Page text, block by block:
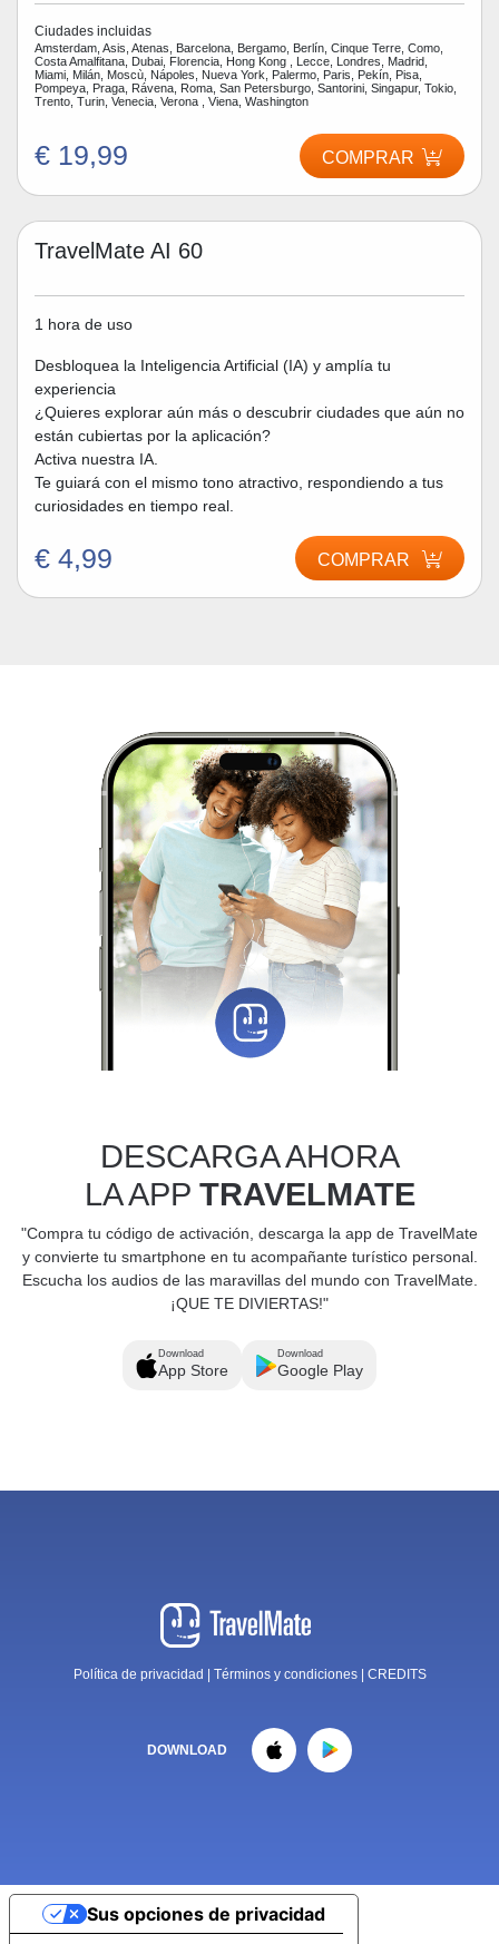
Ciudades incluidas
Amsterdam, Asis, Atenas, Barcelona, Bergamo, Berlín, Cinque Terre, Como,
Costa Amalfitana, Dubai, Florencia, Hong Kong , Lecce, Londres, Madrid,
Miami, Milán, Moscù, Nápoles, Nueva York, Palermo, Paris, Pekín, Pisa,
Pompeya, Praga, Rávena, Roma, San Petersburgo, Santorini, Singapur, Tokio,
Trento, Turin, Venecia, Verona , Viena, Washington
€ 19,99 COMPRAR
TravelMate AI 60
1 hora de uso
Desbloquea la Inteligencia Artificial (IA) y amplía tu
experiencia
¿Quieres explorar aún más o descubrir ciudades que aún no
están cubiertas por la aplicación?
Activa nuestra IA.
Te guiará con el mismo tono atractivo, respondiendo a tus
curiosidades en tiempo real.
€ 4,99 COMPRAR
DESCARGA AHORA
LA APP TRAVELMATE
"Compra tu código de activación, descarga la app de TravelMate
y convierte tu smartphone en tu acompañante turístico personal.
Escucha los audios de las maravillas del mundo con TravelMate.
¡QUE TE DIVIERTAS!"
Download
App Store
Download
Google Play
Política de privacidad Términos y condiciones CREDITS
DOWNLOAD
Sus opciones de privacidad